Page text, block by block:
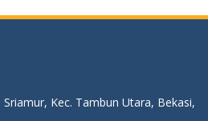
Kec. Tambun Utara, Bekasi,